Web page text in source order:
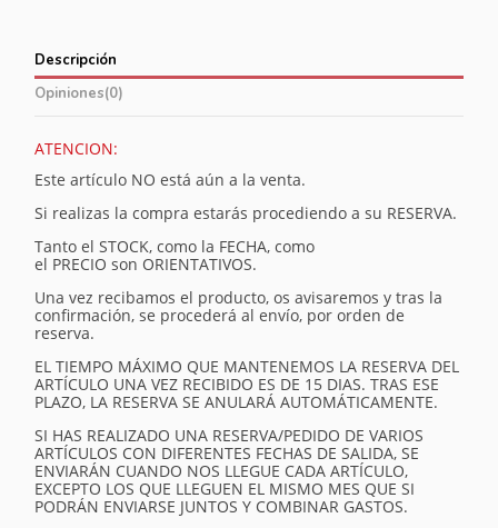
Descripción
Opiniones(0)
ATENCION:
Este artículo NO está aún a la venta.
Si realizas la compra estarás procediendo a su RESERVA.
Tanto el STOCK, como la FECHA, como
el PRECIO son ORIENTATIVOS.
Una vez recibamos el producto, os avisaremos y tras la
confirmación, se procederá al envío, por orden de
reserva.
EL TIEMPO MÁXIMO QUE MANTENEMOS LA RESERVA DEL
ARTÍCULO UNA VEZ RECIBIDO ES DE 15 DIAS. TRAS ESE
PLAZO, LA RESERVA SE ANULARÁ AUTOMÁTICAMENTE.
SI HAS REALIZADO UNA RESERVA/PEDIDO DE VARIOS
ARTÍCULOS CON DIFERENTES FECHAS DE SALIDA, SE
ENVIARÁN CUANDO NOS LLEGUE CADA ARTÍCULO,
EXCEPTO LOS QUE LLEGUEN EL MISMO MES QUE SI
PODRÁN ENVIARSE JUNTOS Y COMBINAR GASTOS.